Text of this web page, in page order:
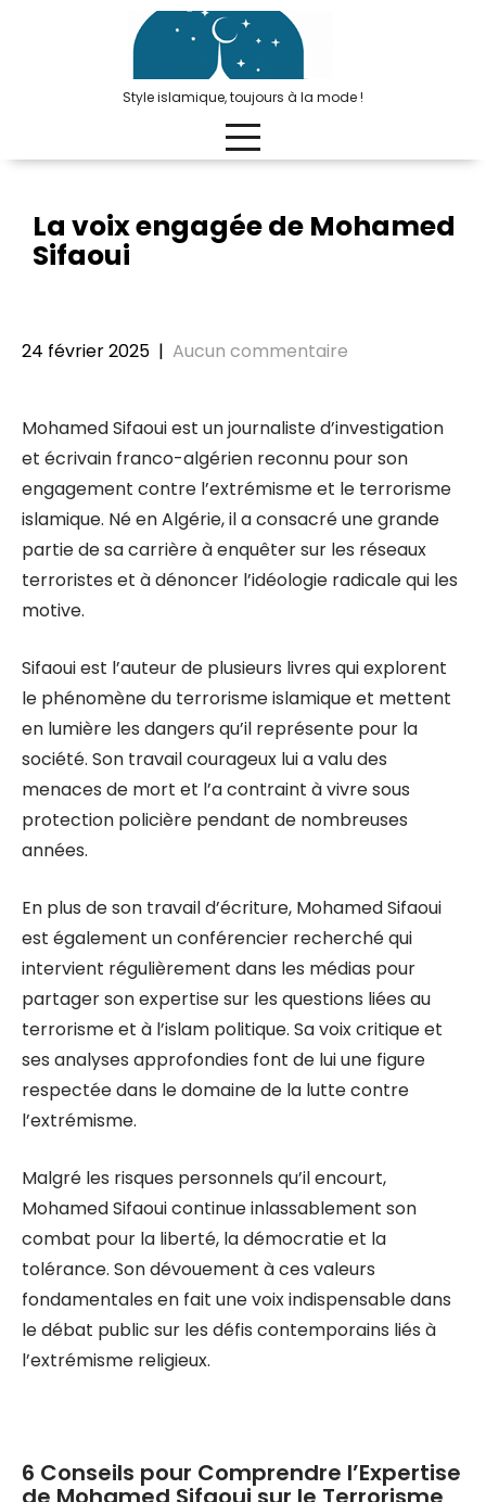
Style islamique, toujours à la mode !
La voix engagée de Mohamed
Sifaoui
24 février 2025 | Aucun commentaire
Mohamed Sifaoui est un journaliste d’investigation
et écrivain franco-algérien reconnu pour son
engagement contre l’extrémisme et le terrorisme
islamique. Né en Algérie, il a consacré une grande
partie de sa carrière à enquêter sur les réseaux
terroristes et à dénoncer l’idéologie radicale qui les
motive.
Sifaoui est l’auteur de plusieurs livres qui explorent
le phénomène du terrorisme islamique et mettent
en lumière les dangers qu’il représente pour la
société. Son travail courageux lui a valu des
menaces de mort et l’a contraint à vivre sous
protection policière pendant de nombreuses
années.
En plus de son travail d’écriture, Mohamed Sifaoui
est également un conférencier recherché qui
intervient régulièrement dans les médias pour
partager son expertise sur les questions liées au
terrorisme et à l’islam politique. Sa voix critique et
ses analyses approfondies font de lui une figure
respectée dans le domaine de la lutte contre
l’extrémisme.
Malgré les risques personnels qu’il encourt,
Mohamed Sifaoui continue inlassablement son
combat pour la liberté, la démocratie et la
tolérance. Son dévouement à ces valeurs
fondamentales en fait une voix indispensable dans
le débat public sur les défis contemporains liés à
l’extrémisme religieux.
6 Conseils pour Comprendre l’Expertise